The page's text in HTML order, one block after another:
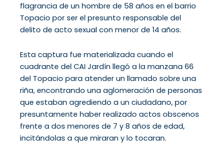
flagrancia de un hombre de 58 años en el barrio
Topacio por ser el presunto responsable del
delito de acto sexual con menor de 14 años.
Esta captura fue materializada cuando el
cuadrante del CAI Jardín llegó a la manzana 66
del Topacio para atender un llamado sobre una
riña, encontrando una aglomeración de personas
que estaban agrediendo a un ciudadano, por
presuntamente haber realizado actos obscenos
frente a dos menores de 7 y 8 años de edad,
incitándolas a que miraran y lo tocaran.